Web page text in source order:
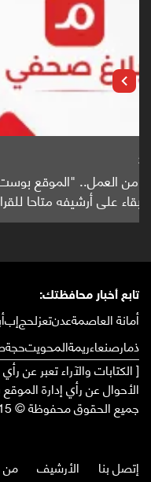
باحثون من اليمن
واعدة منشورة عالميا
تابع أخبار محافظتك:
أمانة العاصمةعدنتعزلحجإب
ذمارصنعاءريمةالمحويتحجة
[ الكتابات والآراء تعبر عن
الأحوال عن رأي إدارة
جميع الحقوق محفوظة © 2015 - 2026
إتصل بنا الأرشيف من